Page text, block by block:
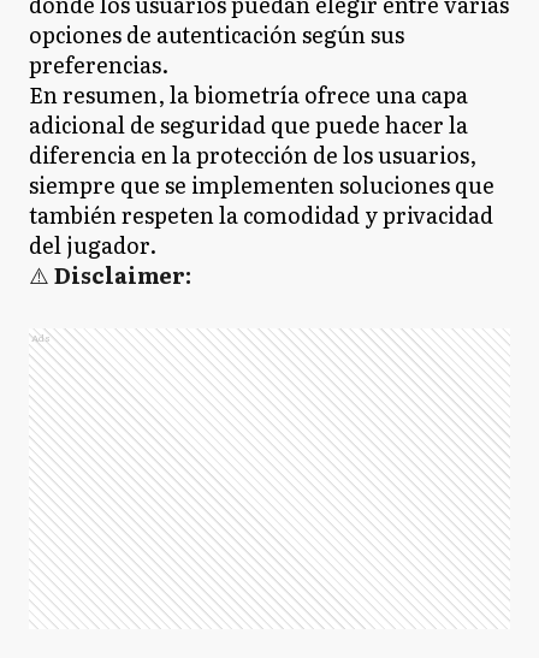
opciones de autenticación según sus
preferencias.
En resumen, la biometría ofrece una capa
adicional de seguridad que puede hacer la
diferencia en la protección de los usuarios,
siempre que se implementen soluciones que
también respeten la comodidad y privacidad
del jugador.
⚠️Disclaimer:
Ads